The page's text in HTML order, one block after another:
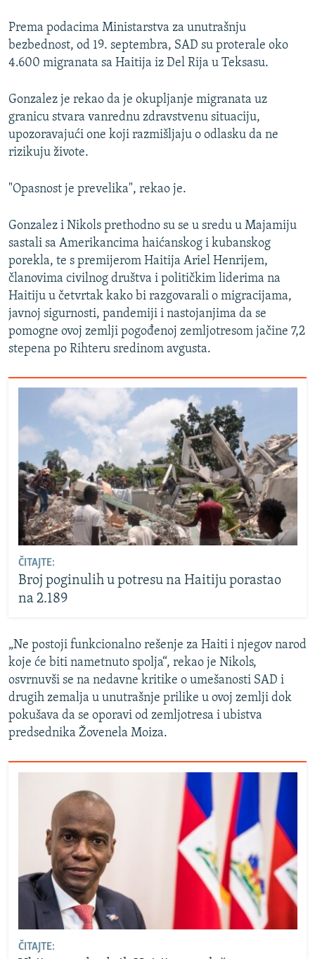
Prema podacima Ministarstva za unutrašnju
bezbednost, od 19. septembra, SAD su proterale oko
4.600 migranata sa Haitija iz Del Rija u Teksasu.
Gonzalez je rekao da je okupljanje migranata uz
granicu stvara vanrednu zdravstvenu situaciju,
upozoravajući one koji razmišljaju o odlasku da ne
rizikuju živote.
"Opasnost je prevelika", rekao je.
Gonzalez i Nikols prethodno su se u sredu u Majamiju
sastali sa Amerikancima haićanskog i kubanskog
porekla, te s premijerom Haitija Ariel Henrijem,
članovima civilnog društva i političkim liderima na
Haitiju u četvrtak kako bi razgovarali o migracijama,
javnoj sigurnosti, pandemiji i nastojanjima da se
pomogne ovoj zemlji pogođenoj zemljotresom jačine 7,2
stepena po Rihteru sredinom avgusta.
ČITAJTE:
Broj poginulih u potresu na Haitiju porastao
na 2.189
„Ne postoji funkcionalno rešenje za Haiti i njegov narod
koje će biti nametnuto spolja“, rekao je Nikols,
osvrnuvši se na nedavne kritike o umešanosti SAD i
drugih zemalja u unutrašnje prilike u ovoj zemlji dok
pokušava da se oporavi od zemljotresa i ubistva
predsednika Žovenela Moiza.
ČITAJTE: